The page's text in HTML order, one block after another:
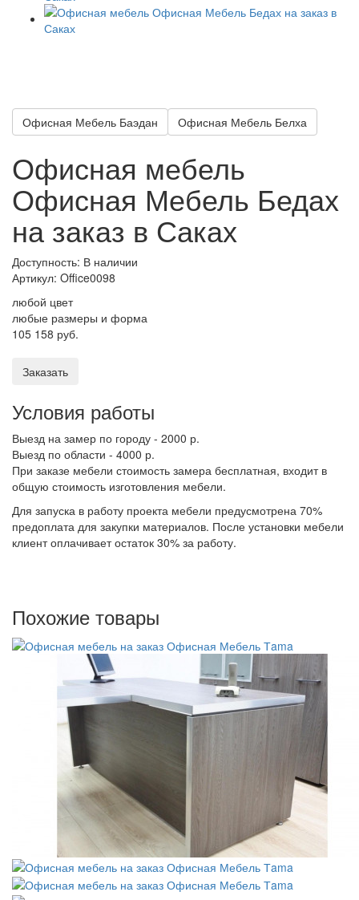
Офисная Мебель Баэдан Офисная Мебель Белха
Офисная мебель
Офисная Мебель Бедах
на заказ в Саках
Доступность: В наличии
Артикул: Office0098
любой цвет
любые размеры и форма
105 158 руб.
Заказать
Условия работы
Выезд на замер по городу - 2000 р.
Выезд по области - 4000 р.
При заказе мебели стоимость замера бесплатная, входит в
общую стоимость изготовления мебели.
Для запуска в работу проекта мебели предусмотрена 70%
предоплата для закупки материалов. После установки мебели
клиент оплачивает остаток 30% за работу.
Похожие товары